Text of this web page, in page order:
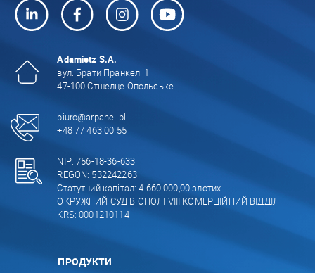
Adamietz S.A.
вул. Брати Пранкелі 1
47-100 Стшелце Опольське
biuro@arpanel.pl
+48 77 463 00 55
NIP: 756-18-36-633
REGON: 532242263
Статутний капітал: 4 660 000,00 злотих
ОКРУЖНИЙ СУД В ОПОЛІ VIII КОМЕРЦІЙНИЙ ВІДДІЛ
KRS: 0001210114
ПРОДУКТИ